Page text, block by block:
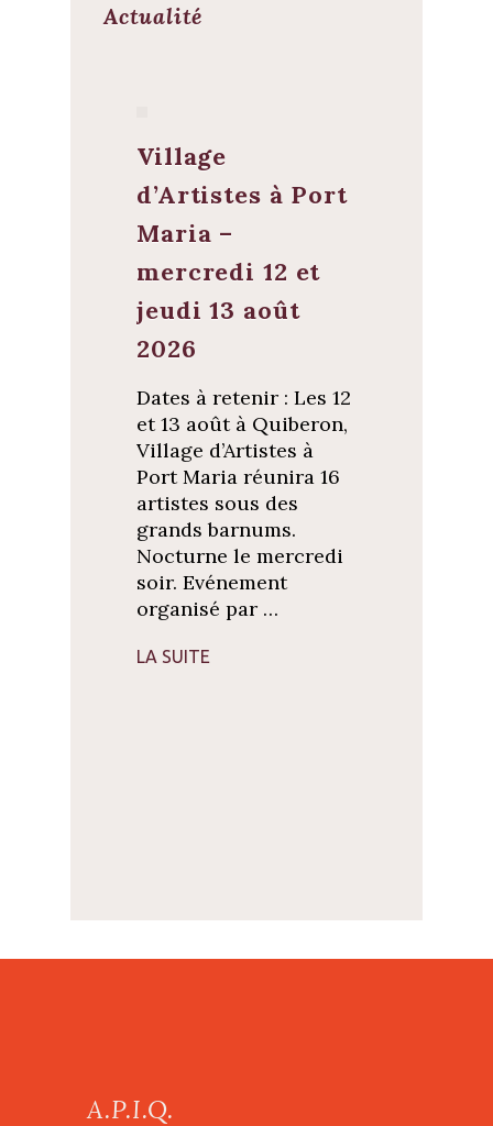
Actualité
Village
d’Artistes à Port
Maria –
mercredi 12 et
jeudi 13 août
2026
Dates à retenir : Les 12
et 13 août à Quiberon,
Village d’Artistes à
Port Maria réunira 16
artistes sous des
grands barnums.
Nocturne le mercredi
soir. Evénement
organisé par …
LA SUITE
A.P.I.Q.